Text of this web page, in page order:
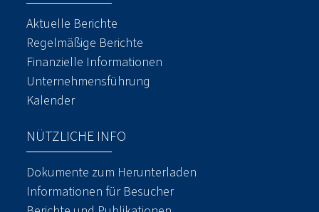
Aktuelle Berichte
Regelmäßige Berichte
Finanzielle Informationen
Unternehmensführung
Kalender
NÜTZLICHE INFO
Dokumente zum Herunterladen
Informationen für Besucher